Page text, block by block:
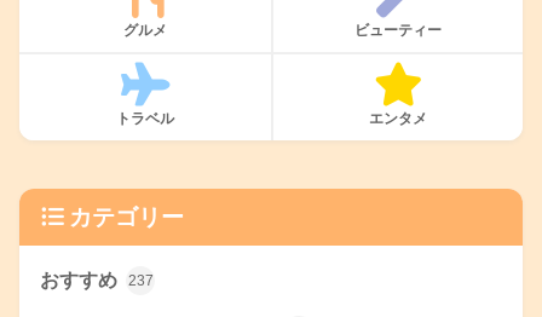
グルメ ビューティー
トラベル エンタメ
カテゴリー
おすすめ 237